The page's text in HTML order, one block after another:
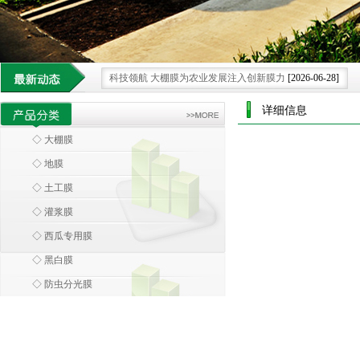
科技领航 大棚膜为农业发展注入创新膜力 [2026-06-28]
借科技之力 大棚膜重塑现代农业种植新格局.
大棚膜 科技浪潮中农业设施的智慧蜕变[2026-05-30]
环保大棚膜 引领农业走向绿色可持续新未来.
大棚膜 绿色革命下的农业可持续发展膜范
◇ 大棚膜
◇ 地膜
◇ 土工膜
◇ 灌浆膜
◇ 西瓜专用膜
◇ 黑白膜
◇ 防虫分光膜
详细信息